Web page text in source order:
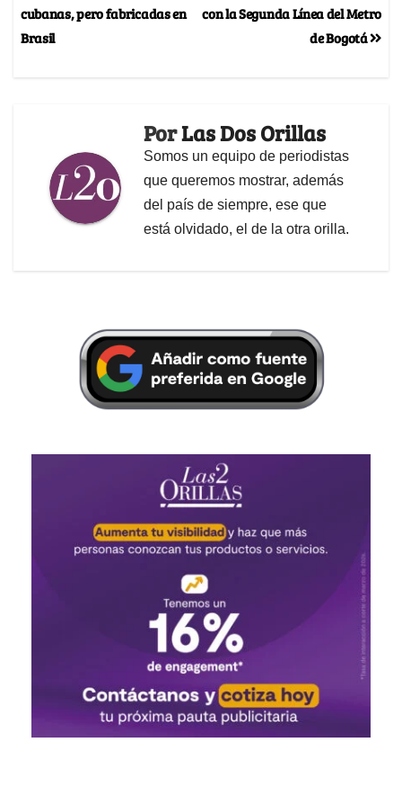
con la Segunda Línea del Metro
de Bogotá
cubanas, pero fabricadas en
Brasil
PorLas Dos Orillas
Somos un equipo de periodistas
que queremos mostrar, además
del país de siempre, ese que
está olvidado, el de la otra orilla.